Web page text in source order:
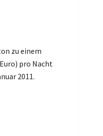
zu einem
pro Nacht
2011.